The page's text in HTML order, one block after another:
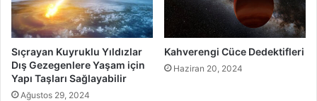
Sıçrayan Kuyruklu Yıldızlar
Dış Gezegenlere Yaşam için
Yapı Taşları Sağlayabilir
Ağustos 29, 2024
Kahverengi Cüce Dedektifleri
Haziran 20, 2024